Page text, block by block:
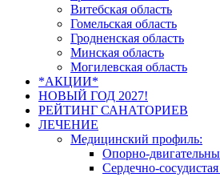
Витебская область
Гомельская область
Гродненская область
Минская область
Могилевская область
*АКЦИИ*
НОВЫЙ ГОД 2027!
РЕЙТИНГ САНАТОРИЕВ
ЛЕЧЕНИЕ
Медицинский профиль:
Опорно-
Сердечно-